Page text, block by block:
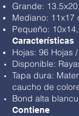
Grande:
Mediano: 11x17
Pequeño:
Características
Hojas: 96 Hojas
Disponible:
Tapa dura:
caucho de
Bond alta
Contiene